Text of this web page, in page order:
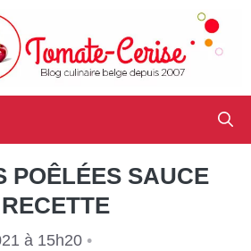
POÊLÉES SAUCE
à 15h20 •